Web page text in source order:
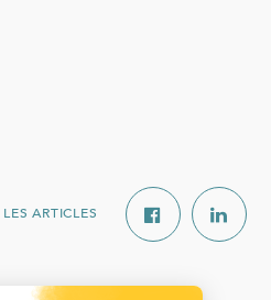
ARTICLES